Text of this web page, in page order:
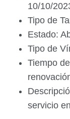
10/10/
Tipo de
Estado:
Tipo de
Tiempo
servicio